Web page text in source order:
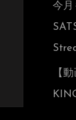
今月
【